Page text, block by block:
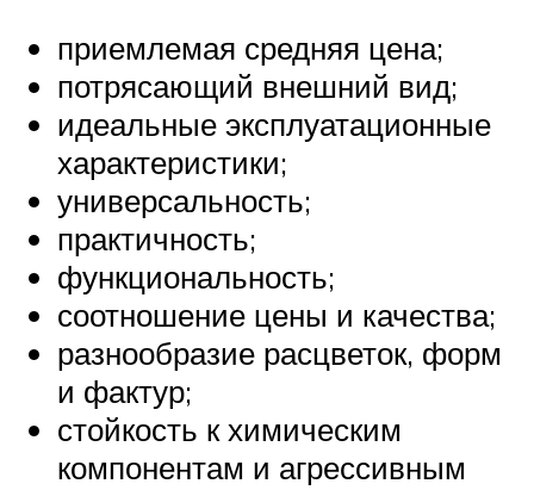
приемлемая средняя цена;
потрясающий внешний вид;
идеальные эксплуатационные
характеристики;
универсальность;
практичность;
функциональность;
соотношение цены и качества;
разнообразие расцветок, форм
и фактур;
стойкость к химическим
компонентам и агрессивным